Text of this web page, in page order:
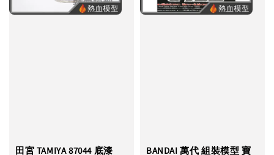
田宮 TAMIYA 87044 底漆
BANDAI 萬代 組裝模型 寶